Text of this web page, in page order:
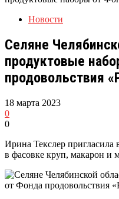
Новости
Селяне
продуктовые
продовольствия
18 марта 2023
0
0
Ирина Текслер пригласила
в фасовке круп, макарон и